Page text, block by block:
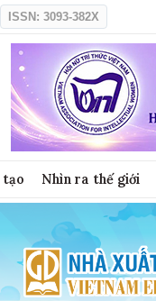
ISSN: 3093-382X
tạo Nhìn ra thế giới